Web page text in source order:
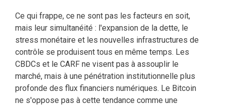
Ce qui frappe, ce ne sont pas les facteurs en soit,
mais leur simultanéité : l'expansion de la dette, le
stress monétaire et les nouvelles infrastructures de
contrôle se produisent tous en même temps. Les
CBDCs et le CARF ne visent pas à assouplir le
marché, mais à une pénétration institutionnelle plus
profonde des flux financiers numériques. Le Bitcoin
ne s'oppose pas à cette tendance comme une